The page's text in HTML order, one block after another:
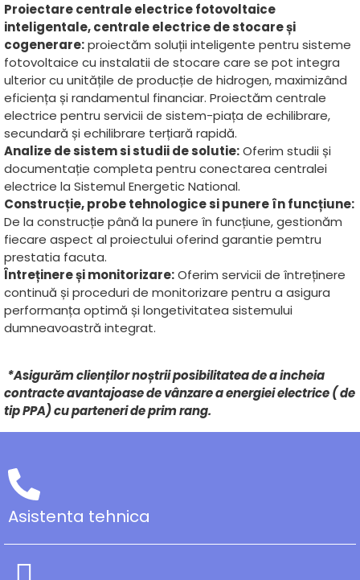
Proiectare centrale electrice fotovoltaice
inteligentale, centrale electrice de stocare și
cogenerare:proiectăm soluții inteligente pentru sisteme
fotovoltaice cu instalatii de stocare care se pot integra
ulterior cu unitățile de producție de hidrogen, maximizând
eficiența și randamentul financiar. Proiectăm centrale
electrice pentru servicii de sistem-piața de echilibrare,
secundară și echilibrare terțiară rapidă.
Analize de sistem si studii de solutie:Oferim studii și
documentație completa pentru conectarea centralei
electrice la Sistemul Energetic National.
Construcție, probe tehnologice si punere în funcțiune:
De la construcție până la punere în funcțiune, gestionăm
fiecare aspect al proiectului oferind garantie pemtru
prestatia facuta.
Întreținere și monitorizare:Oferim servicii de întreținere
continuă și proceduri de monitorizare pentru a asigura
performanța optimă și longetivitatea sistemului
dumneavoastră integrat.
*Asigurăm clienților noștrii posibilitatea de a incheia
contracte avantajoase de vânzare a energiei electrice ( de
tip PPA) cu parteneri de prim rang.
Asistenta tehnica